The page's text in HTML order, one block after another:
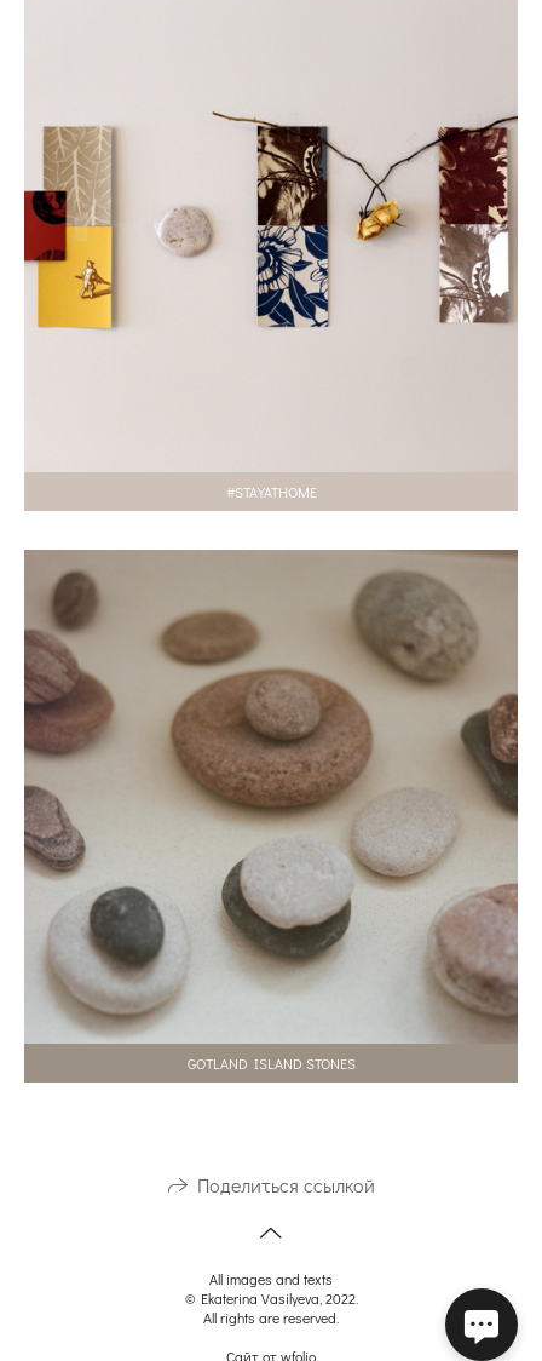
#STAYATHOME
GOTLAND ISLAND STONES
Поделиться ссылкой
All images and texts
© Ekaterina Vasilyeva, 2022.
All rights are reserved.
Сайт отwfolio